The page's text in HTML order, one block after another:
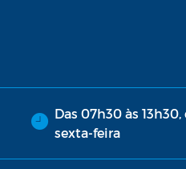
Das 07h30 às
sexta-feira